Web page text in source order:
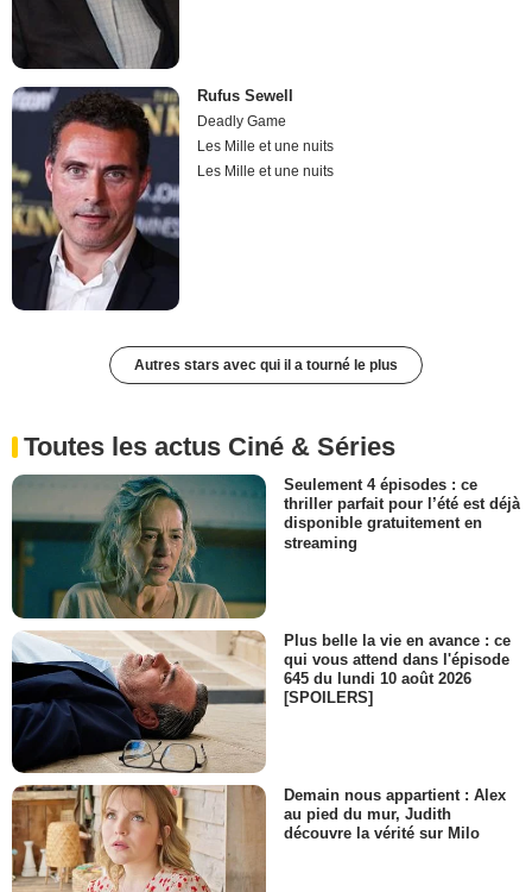
Rufus Sewell
Deadly Game
Les Mille et une nuits
Les Mille et une nuits
Autres stars avec qui il a tourné le plus
Toutes les actus Ciné & Séries
Seulement 4 épisodes : ce
thriller parfait pour l’été est déjà
disponible gratuitement en
streaming
Plus belle la vie en avance : ce
qui vous attend dans l'épisode
645 du lundi 10 août 2026
[SPOILERS]
Demain nous appartient : Alex
au pied du mur, Judith
découvre la vérité sur Milo